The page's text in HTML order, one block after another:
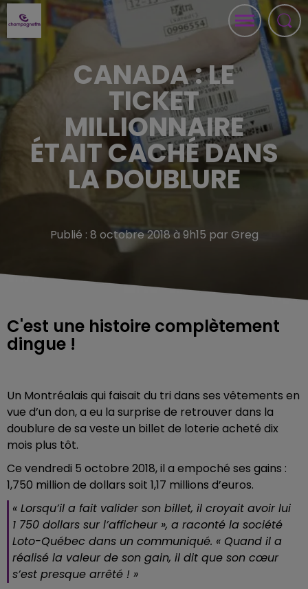
CANADA : LE
TICKET
MILLIONNAIRE
ÉTAIT CACHÉ DANS
LA DOUBLURE
Publié : 8 octobre 2018 à 9h15 par Greg
C'est une histoire complètement
dingue !
Un Montréalais qui faisait du tri dans ses vêtements en
vue d’un don, a eu la surprise de retrouver dans la
doublure de sa veste un billet de loterie acheté dix
mois plus tôt.
Ce vendredi 5 octobre 2018, il a empoché ses gains :
1,750 million de dollars soit 1,17 millions d’euros.
« Lorsqu’il a fait valider son billet, il croyait avoir lui
1 750 dollars sur l’afficheur », a raconté la société
Loto-Québec dans un communiqué. « Quand il a
réalisé la valeur de son gain, il dit que son cœur
s’est presque arrêté ! »